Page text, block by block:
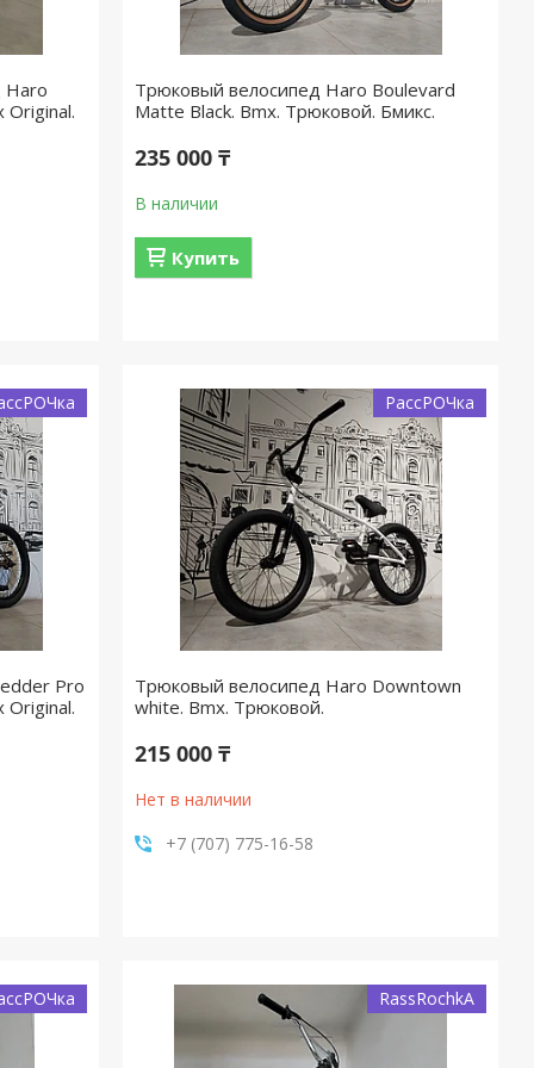
Haro
Original.
Трюковый велосипед Haro Boulevard
Matte Black. Bmx. Трюковой. Бмикс.
235 000 ₸
В наличии
Купить
Pro
Original.
РассРОЧка
Трюковый велосипед Haro Downtown
white. Bmx. Трюковой.
215 000 ₸
Нет в наличии
+7 (707) 775-16-58
RassRochkA